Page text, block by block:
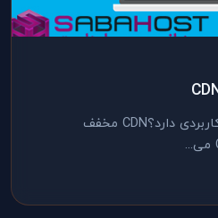
CDN&nbsp;چیست؟ و چه کاربردی دارد؟CDN مخفف